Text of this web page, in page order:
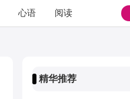
心语 阅读
精华推荐